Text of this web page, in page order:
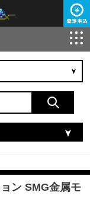
ン SMG金属モ